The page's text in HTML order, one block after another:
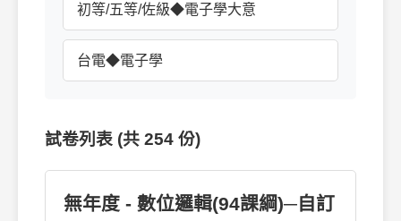
初等/五等/佐級◆電子學大意
台電◆電子學
試卷列表 (共 254 份)
無年度 - 數位邏輯(94課綱)─自訂